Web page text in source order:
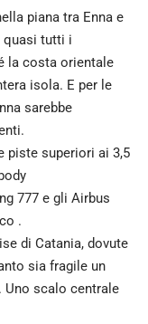
piana tra Enna e
quasi tutti i
la costa orientale
isola. E per le
sarebbe
piste superiori ai 3,5
777 e gli Airbus
.
di Catania, dovute
sia fragile un
Uno scalo centrale